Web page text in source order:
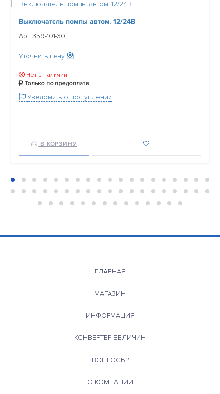
Выключатель помпы автом. 12/24В
Арт. 359-101-30
Уточнить цену
Нет в наличии
Только по предоплате
Уведомить о поступлении
В КОРЗИНУ
ГЛАВНАЯ
МАГАЗИН
ИНФОРМАЦИЯ
КОНВЕРТЕР ВЕЛИЧИН
ВОПРОСЫ?
О КОМПАНИИ